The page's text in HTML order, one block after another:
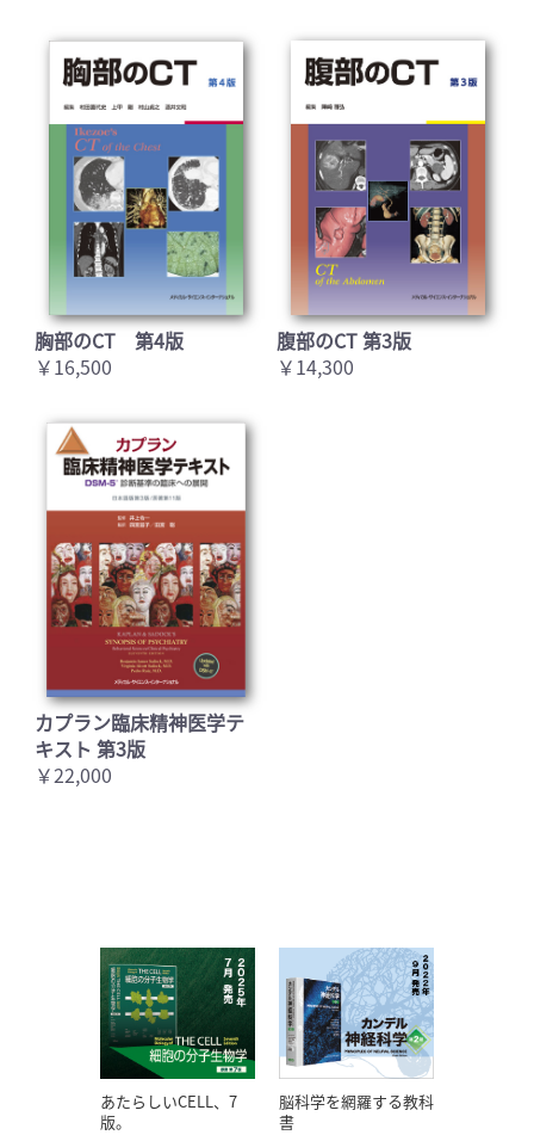
胸部のCT 第4版
￥16,500
腹部のCT 第3版
￥14,300
カプラン臨床精神医学テ
キスト 第3版
￥22,000
あたらしいCELL、7
版。
脳科学を網羅する教科
書